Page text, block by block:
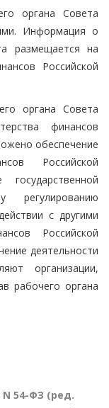
органа Совета
Информация о
размещается на
Российской
органа Совета
финансов
обеспечение
Российской
регулированию
с другими
Российской
деятельности
организации,
рабочего органа
N 54-ФЗ (ред.